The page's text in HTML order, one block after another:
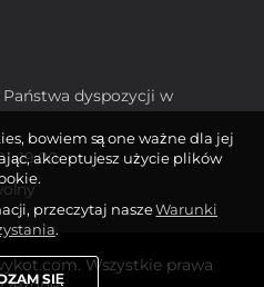
Państwa dyspozycji w
- 19:00
Wszystkie prawa
bowiem są one ważne dla jej
akceptujesz użycie plików
przeczytaj naszeWarunki
.
SIĘ